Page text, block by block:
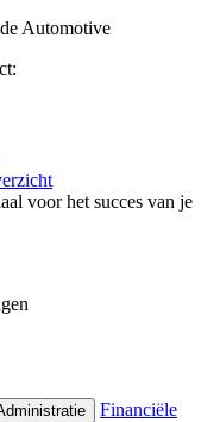
Automotive
voor het succes van je
Financiële